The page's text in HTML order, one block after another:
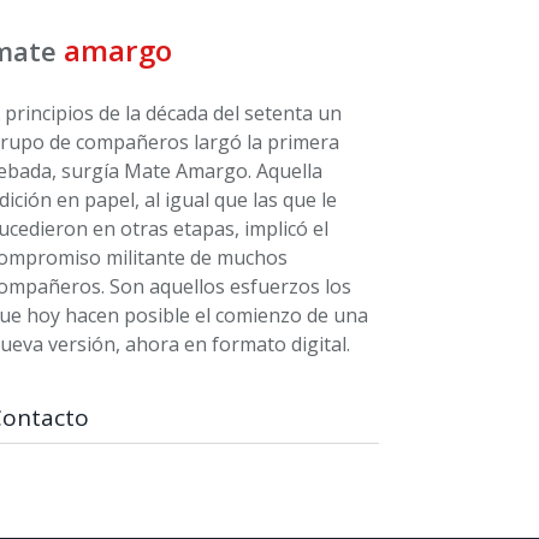
amargo
principios de la década del setenta un
de compañeros largó la primera
surgía Mate Amargo. Aquella
en papel, al igual que las que le
en otras etapas, implicó el
militante de muchos
Son aquellos esfuerzos los
hoy hacen posible el comienzo de una
versión, ahora en formato digital.